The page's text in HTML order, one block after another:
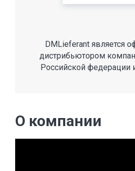
DMLieferant является
дистрибьютором
Российской федерации
О компании